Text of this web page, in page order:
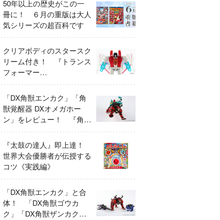
50年以上の歴史がこの一
冊に！ ６月の重版は大人
気シリーズの超百科です
クリアボディのスタースク
リーム付き！ 『トランス
フォーマー
FANBOOK2026』2026年
７月31日発売！
「DX角獣エンカク」「角
獣覚醒器 DXオメガホー
ン」をレビュー！ 『角醒
ハンター オメガホーン』
の玩具展開がスタート！
『太鼓の達人』即上達！
世界大会優勝者が伝授する
コツ《実践編》
「DX角獣エンカク」と合
体！ 「DX角獣ゴウカ
ク」「DX角獣ザンカク」